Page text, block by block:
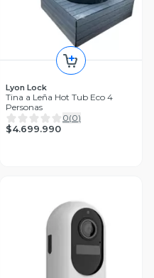
Lyon Lock
Tina a Leña Hot Tub Eco 4
Personas
0(0)
$4.699.990